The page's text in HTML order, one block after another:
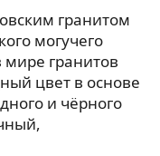
гранитом
могучего
гранитов
цвет в основе
и чёрного